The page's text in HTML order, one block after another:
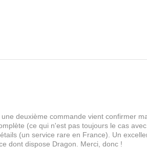
deuxième commande vient confirmer
(ce qui n'est pas toujours le cas
(un service rare en France). Un
dont dispose Dragon. Merci, donc !